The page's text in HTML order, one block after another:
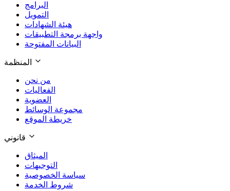
البرامج
التمويل
هيئة الشهادات
واجهة برمجة التطبيقات
البيانات المفتوحة
المنظمة
من نحن
الفعاليات
العضوية
مجموعة الوسائط
خريطة الموقع
قانوني
الميثاق
التوجيهات
سياسة الخصوصية
شروط الخدمة